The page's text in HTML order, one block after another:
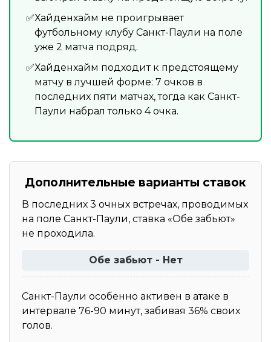
Хайденхайм не проигрывает
футбольному клубу Санкт-Паули на поле
уже 2 матча подряд.
Хайденхайм подходит к предстоящему
матчу в лучшей форме: 7 очков в
последних пяти матчах, тогда как Санкт-
Паули набрал только 4 очка.
Дополнительные варианты ставок
В последних 3 очных встречах, проводимых
на поле Санкт-Паули, ставка «Обе забьют»
не проходила.
Обе забьют - Нет
Санкт-Паули особенно активен в атаке в
интервале 76-90 минут, забивая 36% своих
голов.